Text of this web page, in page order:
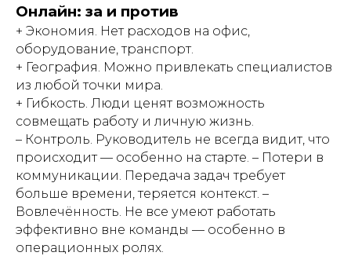
Онлайн: за и против
+ Экономия. Нет расходов на офис,
оборудование, транспорт.
+ География. Можно привлекать специалистов
из любой точки мира.
+ Гибкость. Люди ценят возможность
совмещать работу и личную жизнь.
– Контроль. Руководитель не всегда видит, что
происходит — особенно на старте. – Потери в
коммуникации. Передача задач требует
больше времени, теряется контекст. –
Вовлечённость. Не все умеют работать
эффективно вне команды — особенно в
операционных ролях.